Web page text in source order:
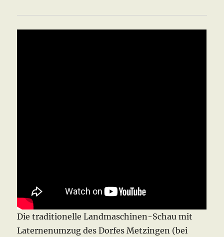
Die traditionelle Landmaschinen-Schau mit
Laternenumzug des Dorfes Metzingen (bei